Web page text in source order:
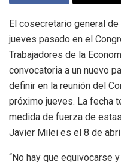
El cosecretario general de
jueves pasado en el
Trabajadores de la
convocatoria a un nuevo
definir en la reunión del
próximo jueves. La fecha
medida de fuerza de
Javier Milei es el 8 de
“No hay que equivocarse